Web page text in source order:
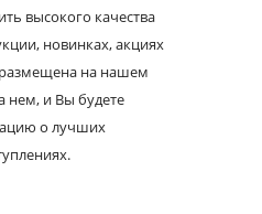
высокого качества
новинках, акциях
размещена на нашем
нем, и Вы будете
о лучших